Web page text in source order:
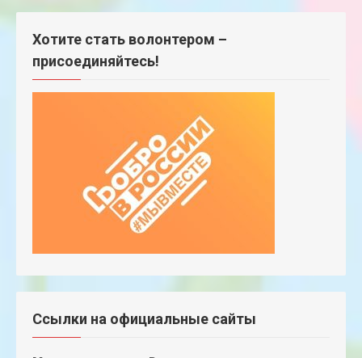
Хотите стать волонтером –
присоединяйтесь!
Ссылки на официальные сайты